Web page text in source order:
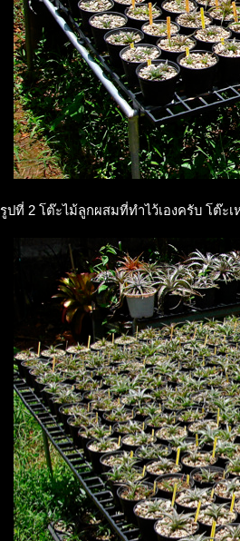
รูปที่ 2 โต๊ะไม้ลูกผสมที่ทำไว้เองครับ โต๊ะ